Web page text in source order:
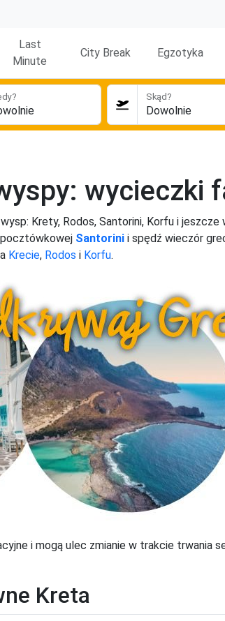
Last
Minute
City Break Egzotyka
Skąd?
wycieczki
Krety, Rodos, Santorini, Korfu i jeszcze
Santorini i spędź wieczór
Krecie, Rodos i Korfu.
i mogą ulec zmianie w trakcie trwania
Kreta